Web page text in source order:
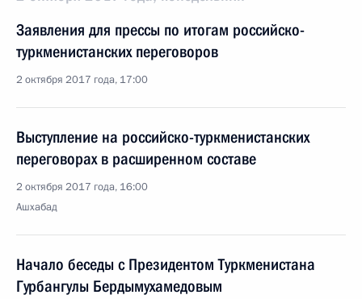
Заявления для прессы по итогам российско-
туркменистанских переговоров
2 октября 2017 года, 17:00
Выступление на российско-туркменистанских
переговорах в расширенном составе
2 октября 2017 года, 16:00
Ашхабад
Начало беседы с Президентом Туркменистана
Гурбангулы Бердымухамедовым